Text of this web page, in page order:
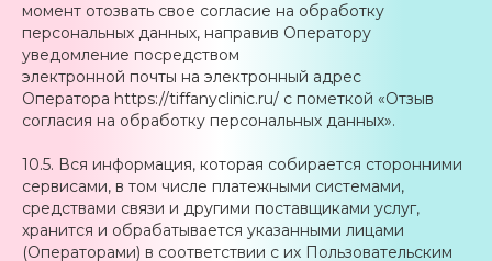
момент отозвать свое согласие на обработку
персональных данных, направив Оператору
уведомление посредством
электронной почты на электронный адрес
Оператора https://tiffanyclinic.ru/ с пометкой «Отзыв
согласия на обработку персональных данных».
10.5. Вся информация, которая собирается сторонними
сервисами, в том числе платежными системами,
средствами связи и другими поставщиками услуг,
хранится и обрабатывается указанными лицами
(Операторами) в соответствии с их Пользовательским